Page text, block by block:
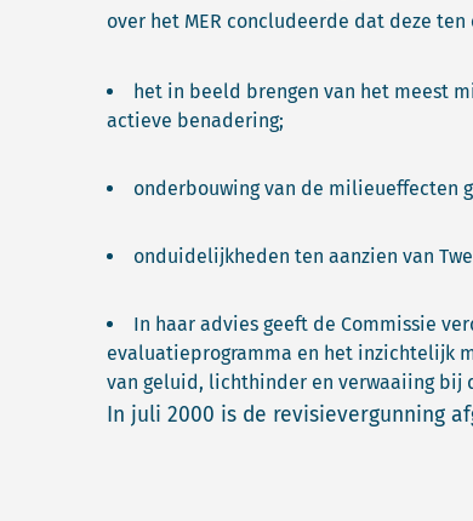
over het MER concludeerde dat deze
het in beeld brengen van het meest
actieve benadering;
onderbouwing van de milieueffecten
onduidelijkheden ten aanzien van
In haar advies geeft de Commissie
evaluatieprogramma en het inzichtelijk
van geluid, lichthinder en verwaaiing bij
In juli 2000 is de revisievergunning